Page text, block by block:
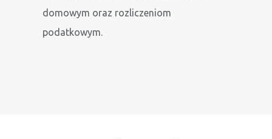
domowym oraz rozliczeniom
podatkowym.